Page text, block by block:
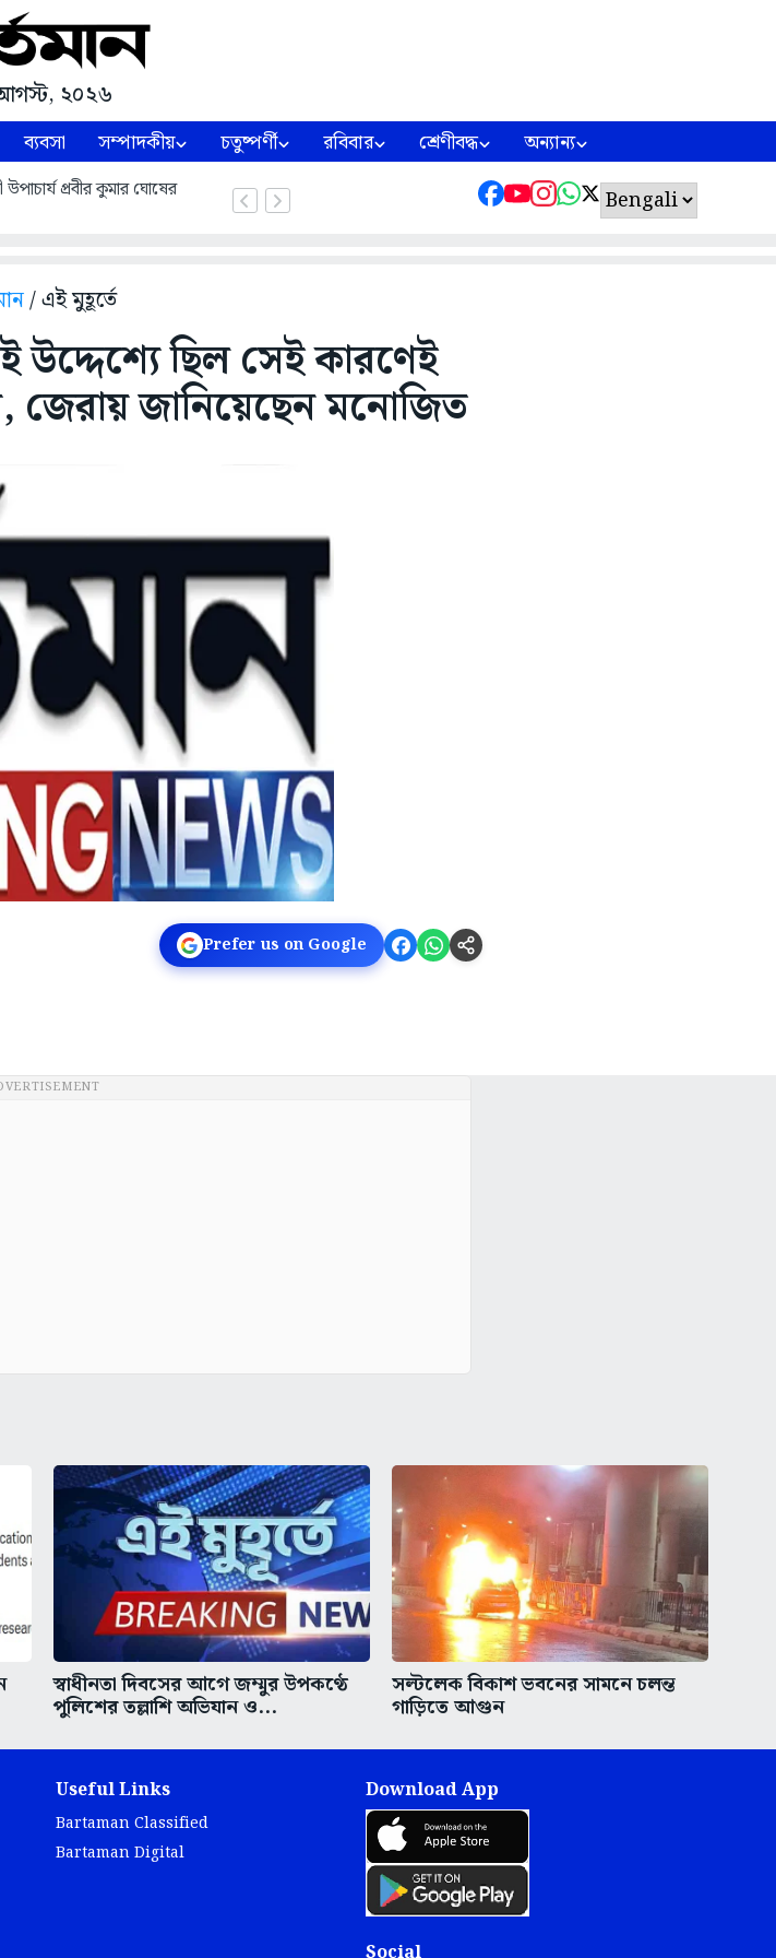
২০২৬
ব্যবসা সম্পাদকীয় চতুষ্পর্ণী রবিবার শ্রেণীবদ্ধ অন্যান্য
প্রবীর কুমার ঘোষের
/ এই মুহূর্তে
উদ্দেশ্যে ছিল সেই কারণেই
জানিয়েছেন মনোজিত
Prefer us on Google
স্বাধীনতা দিবসের আগে জম্মুর উপকণ্ঠে
পুলিশের তল্লাশি অভিযান ও...
সল্টলেক বিকাশ ভবনের সামনে চলন্ত
গাড়িতে আগুন
Useful Links
Bartaman Classified
Bartaman Digital
Download App